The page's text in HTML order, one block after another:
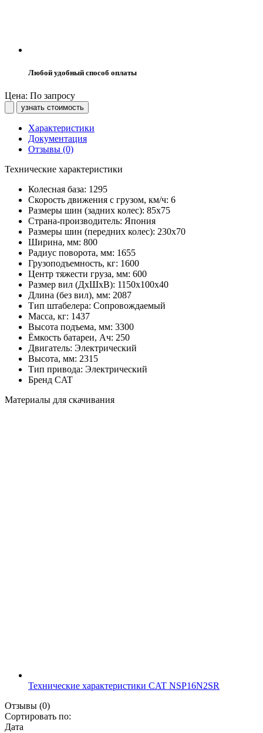
Любой удобный способ оплаты
Цена: По запросу
узнать стоимость
Характеристики
Документация
Отзывы (0)
Технические характеристики
Колесная база: 1295
Скорость движения с грузом, км/ч: 6
Размеры шин (задних колес): 85х75
Страна-производитель: Япония
Размеры шин (передних колес): 230х70
Ширина, мм: 800
Радиус поворота, мм: 1655
Грузоподъемность, кг: 1600
Центр тяжести груза, мм: 600
Размер вил (ДхШхВ): 1150х100х40
Длина (без вил), мм: 2087
Тип штабелера: Cопровождаемый
Масса, кг: 1437
Высота подъема, мм: 3300
Ёмкость батареи, Ач: 250
Двигатель: Электрический
Высота, мм: 2315
Тип привода: Электрический
Бренд CAT
Материалы для скачивания
Технические характеристики CAT NSP16N2SR
Отзывы (0)
Сортировать по:
Дата